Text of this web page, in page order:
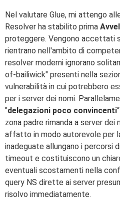
Nel valutare Glue, mi attengo
Resolver ha stabilito prima
proteggere. Vengono accettati
rientrano nell'ambito di
resolver moderni ignorano
of-bailiwick" presenti nella
vulnerabilità in cui potrebbero
per i server dei nomi.
"delegazioni poco convincenti
zona padre rimanda a server dei
affatto in modo autorevole per
inadeguate allungano i percorsi
timeout e costituiscono un
eventuali scostamenti nella
query NS dirette ai server
risolvo immediatamente.